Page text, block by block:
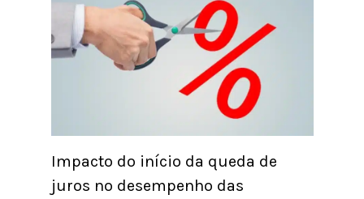
Impacto do início da queda de
juros no desempenho das